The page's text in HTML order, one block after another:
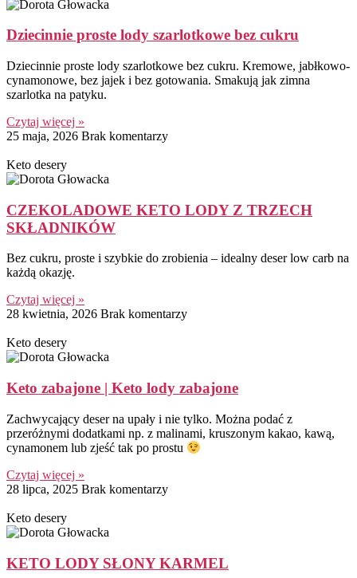
Dziecinnie proste lody szarlotkowe bez cukru
Dziecinnie proste lody szarlotkowe bez cukru. Kremowe, jabłkowo-
cynamonowe, bez jajek i bez gotowania. Smakują jak zimna
szarlotka na patyku.
Czytaj więcej »
25 maja, 2026 Brak komentarzy
Keto desery
CZEKOLADOWE KETO LODY Z TRZECH
SKŁADNIKÓW
Bez cukru, proste i szybkie do zrobienia – idealny deser low carb na
każdą okazję.
Czytaj więcej »
28 kwietnia, 2026 Brak komentarzy
Keto desery
Keto zabajone | Keto lody zabajone
Zachwycający deser na upały i nie tylko. Można podać z
przeróżnymi dodatkami np. z malinami, kruszonym kakao, kawą,
cynamonem lub zjeść tak po prostu
Czytaj więcej »
28 lipca, 2025 Brak komentarzy
Keto desery
KETO LODY SŁONY KARMEL